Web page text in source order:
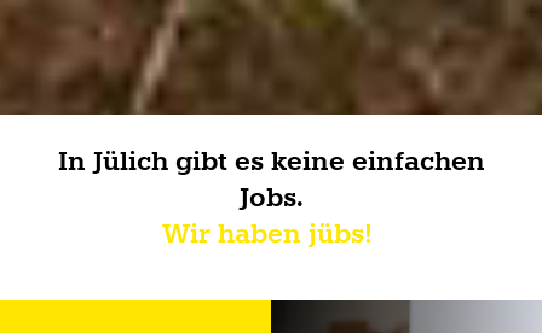
In Jülich gibt es keine einfachen
Jobs.
Wir haben jübs!